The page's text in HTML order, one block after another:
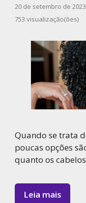
20 de setembro de 2023
753 visualização(ões)
Quando se trata
poucas opções
quanto os
Leia mais